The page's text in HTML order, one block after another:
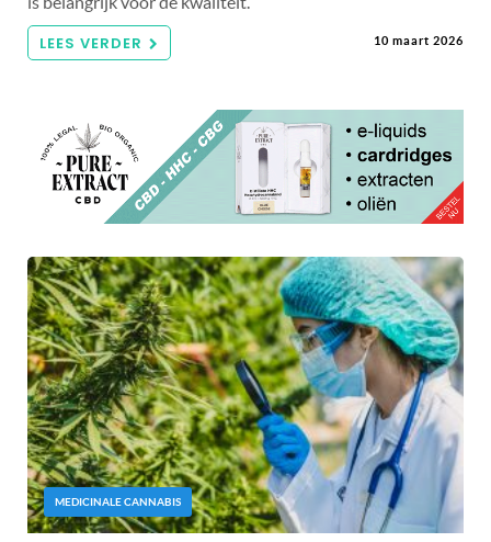
LEES VERDER 10 maart 2026
MEDICINALE CANNABIS